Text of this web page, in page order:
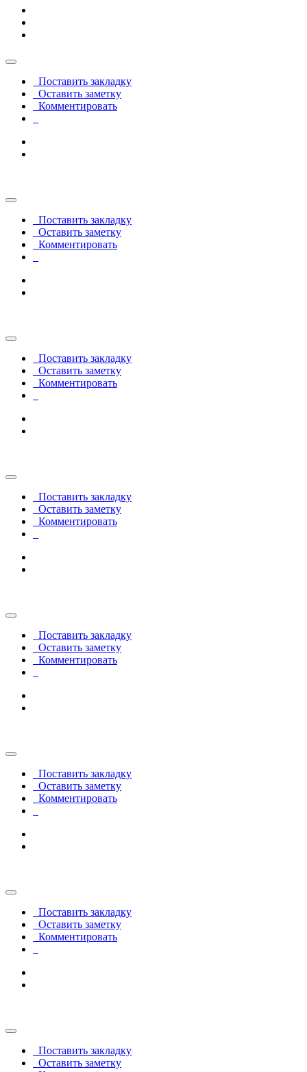
Поставить закладку
Оставить заметку
Комментировать
Поставить закладку
Оставить заметку
Комментировать
Поставить закладку
Оставить заметку
Комментировать
Поставить закладку
Оставить заметку
Комментировать
Поставить закладку
Оставить заметку
Комментировать
Поставить закладку
Оставить заметку
Комментировать
Поставить закладку
Оставить заметку
Комментировать
Поставить закладку
Оставить заметку